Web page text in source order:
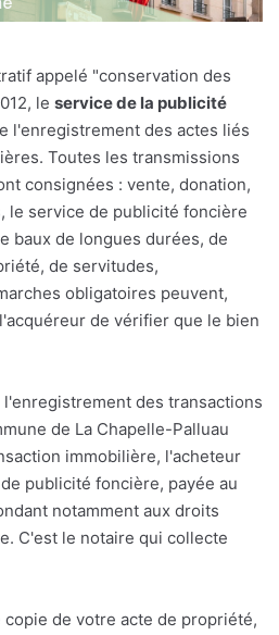
appelé "conservation des
le service de la publicité
l'enregistrement des actes liés
Toutes les transmissions
consignées : vente, donation,
le service de publicité foncière
baux de longues durées, de
de servitudes,
obligatoires peuvent,
de vérifier que le bien
l'enregistrement des transactions
de La Chapelle-Palluau
immobilière, l'acheteur
publicité foncière, payée au
notamment aux droits
C'est le notaire qui collecte
de votre acte de propriété,